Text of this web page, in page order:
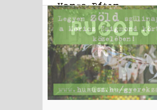
Varga Péter
írása